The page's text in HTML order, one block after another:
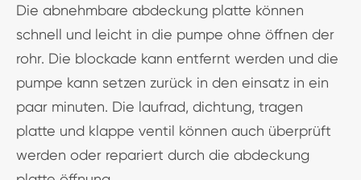
Die abnehmbare abdeckung platte können
schnell und leicht in die pumpe ohne öffnen der
rohr. Die blockade kann entfernt werden und die
pumpe kann setzen zurück in den einsatz in ein
paar minuten. Die laufrad, dichtung, tragen
platte und klappe ventil können auch überprüft
werden oder repariert durch die abdeckung